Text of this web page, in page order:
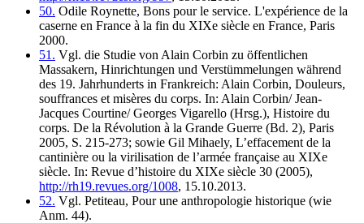
50. Odile Roynette, Bons pour le service. L'expérience de la
caserne en France à la fin du XIXe siècle en France, Paris
2000.
51. Vgl. die Studie von Alain Corbin zu öffentlichen
Massakern, Hinrichtungen und Verstümmelungen während
des 19. Jahrhunderts in Frankreich: Alain Corbin, Douleurs,
souffrances et misères du corps. In: Alain Corbin/ Jean-
Jacques Courtine/ Georges Vigarello (Hrsg.), Histoire du
corps. De la Révolution à la Grande Guerre (Bd. 2), Paris
2005, S. 215-273; sowie Gil Mihaely, L’effacement de la
cantinière ou la virilisation de l’armée française au XIXe
siècle. In: Revue d’histoire du XIXe siècle 30 (2005),
http://rh19.revues.org/1008, 15.10.2013.
52. Vgl. Petiteau, Pour une anthropologie historique (wie
Anm. 44).